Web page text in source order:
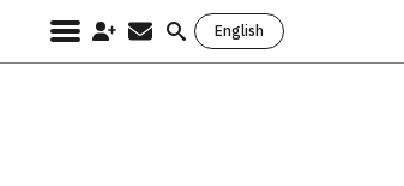
English
Search